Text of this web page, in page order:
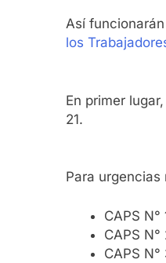
Así
los
En primer
21.
Para urgencias
CAPS
CAPS
CAPS